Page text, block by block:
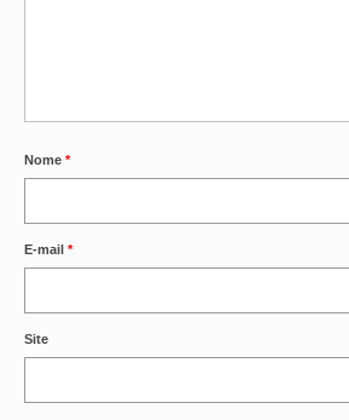
Nome *
E-mail *
Site